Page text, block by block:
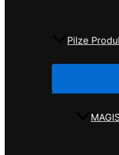
Pilze